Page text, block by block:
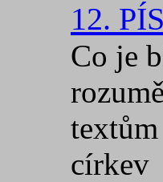
12.
Co je
církev